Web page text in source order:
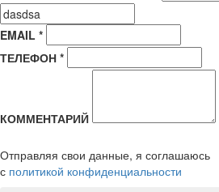
EMAIL *
ТЕЛЕФОН *
КОММЕНТАРИЙ
Отправляя свои данные, я соглашаюсь
с политикой конфиденциальности